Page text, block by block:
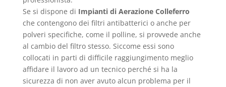
Se si dispone di Impianti di Aerazione Colleferro
che contengono dei filtri antibatterici o anche per
polveri specifiche, come il polline, si provvede anche
al cambio del filtro stesso. Siccome essi sono
collocati in parti di difficile raggiungimento meglio
affidare il lavoro ad un tecnico perché si ha la
sicurezza di non aver avuto alcun problema per il